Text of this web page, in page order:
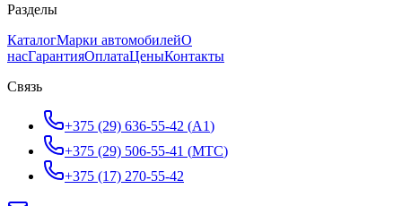
Разделы
КаталогМарки автомобилейО
насГарантияОплатаЦеныКонтакты
Связь
+375 (29) 636-55-42 (A1)
+375 (29) 506-55-41 (МТС)
+375 (17) 270-55-42